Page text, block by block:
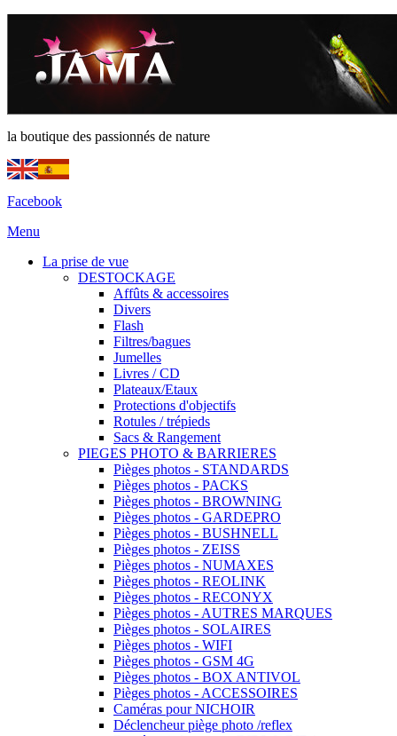
la boutique des passionnés de nature
Facebook
Menu
La prise de vue
DESTOCKAGE
Affûts & accessoires
Divers
Flash
Filtres/bagues
Jumelles
Livres / CD
Plateaux/Etaux
Protections d'objectifs
Rotules / trépieds
Sacs & Rangement
PIEGES PHOTO & BARRIERES
Pièges photos - STANDARDS
Pièges photos - PACKS
Pièges photos - BROWNING
Pièges photos - GARDEPRO
Pièges photos - BUSHNELL
Pièges photos - ZEISS
Pièges photos - NUMAXES
Pièges photos - REOLINK
Pièges photos - RECONYX
Pièges photos - AUTRES MARQUES
Pièges photos - SOLAIRES
Pièges photos - WIFI
Pièges photos - GSM 4G
Pièges photos - BOX ANTIVOL
Pièges photos - ACCESSOIRES
Caméras pour NICHOIR
Déclencheur piège photo /reflex